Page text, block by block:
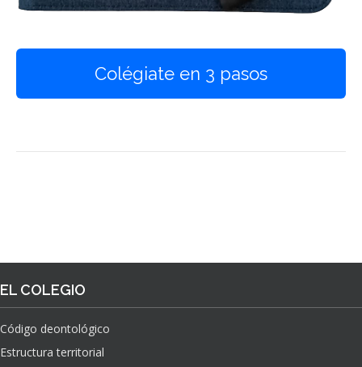
Colégiate en 3 pasos
EL COLEGIO
Código deontológico
Estructura territorial